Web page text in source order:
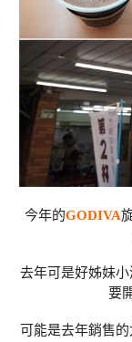
今年的GODIVA
去年可是好姊妹
要
可能是去年銷售